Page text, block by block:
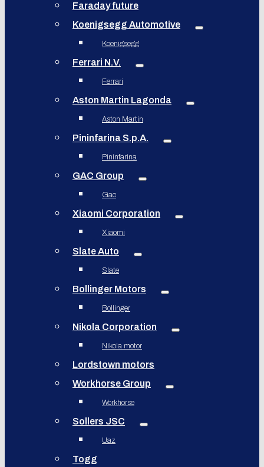
Faraday future
Koenigsegg Automotive
Koenigsegg
Ferrari N.V.
Ferrari
Aston Martin Lagonda
Aston Martin
Pininfarina S.p.A.
Pininfarina
GAC Group
Gac
Xiaomi Corporation
Xiaomi
Slate Auto
Slate
Bollinger Motors
Bollinger
Nikola Corporation
Nikola motor
Lordstown motors
Workhorse Group
Workhorse
Sollers JSC
Uaz
Togg